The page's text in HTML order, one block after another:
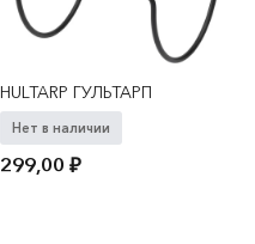
HULTARP ГУЛЬТАРП
Нет в наличии
299,00₽